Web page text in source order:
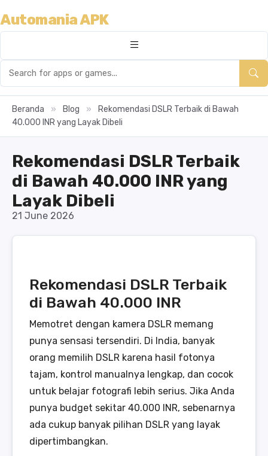
Automania APK
Beranda » Blog »
Rekomendasi DSLR Terbaik di Bawah
40.000 INR yang Layak Dibeli
Rekomendasi DSLR Terbaik
di Bawah 40.000 INR yang
Layak Dibeli
21 June 2026
Rekomendasi DSLR Terbaik
di Bawah 40.000 INR
Memotret dengan kamera DSLR memang
punya sensasi tersendiri. Di India, banyak
orang memilih DSLR karena hasil fotonya
tajam, kontrol manualnya lengkap, dan cocok
untuk belajar fotografi lebih serius. Jika Anda
punya budget sekitar 40.000 INR, sebenarnya
ada cukup banyak pilihan DSLR yang layak
dipertimbangkan.